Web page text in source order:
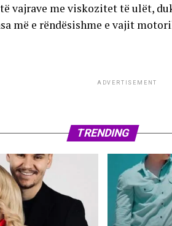
vajrave me viskozitet të ulët,
më e rëndësishme e vajit
ADVERTISEMENT
TRENDING